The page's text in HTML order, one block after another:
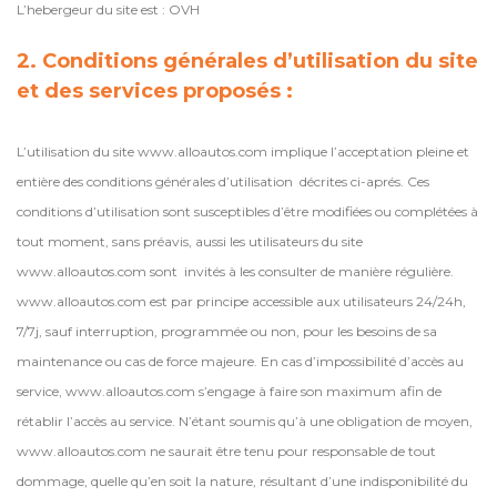
L’hebergeur du site est : OVH
2. Conditions générales d’utilisation du site
et des services proposés :
L’utilisation du site www.alloautos.com implique l’acceptation pleine et
entière des conditions générales d’utilisation décrites ci-aprés. Ces
conditions d’utilisation sont susceptibles d’être modifiées ou complétées à
tout moment, sans préavis, aussi les utilisateurs du site
www.alloautos.com sont invités à les consulter de manière régulière.
www.alloautos.com est par principe accessible aux utilisateurs 24/24h,
7/7j, sauf interruption, programmée ou non, pour les besoins de sa
maintenance ou cas de force majeure. En cas d’impossibilité d’accès au
service, www.alloautos.com s’engage à faire son maximum afin de
rétablir l’accès au service. N’étant soumis qu’à une obligation de moyen,
www.alloautos.com ne saurait être tenu pour responsable de tout
dommage, quelle qu’en soit la nature, résultant d’une indisponibilité du